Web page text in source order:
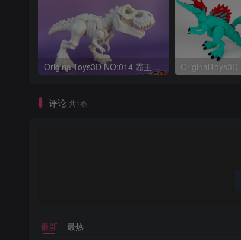
OriginalToys3D NO:014 霸王龙骨架
评论 共1条
最新 最热